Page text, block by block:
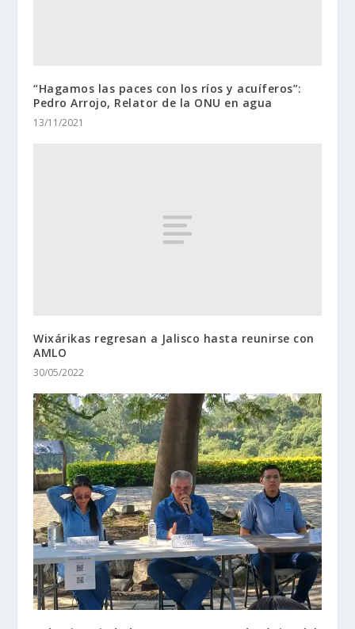
“Hagamos las paces con los ríos y acuíferos”:
Pedro Arrojo, Relator de la ONU en agua
13/11/2021
Wixárikas regresan a Jalisco hasta reunirse con
AMLO
30/05/2022